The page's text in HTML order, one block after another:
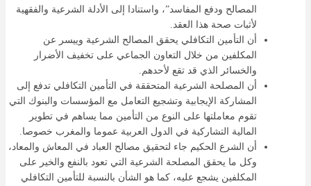
المصالح ودفع المفاسد”، واستنادا إلى الأدلة الشرعية والفقهية
لأثبات صحة هذا العقد.
أن التأمين التكافلي يحقق المصالح الشرعية وييسر عن
المكلفين من خلال التعاون الجماعي على تخفيف الأضرار
والخسائر الذي قد تقع لأحدهم.
أن المصلحة الشرعية المتحققة في التأمين التكافلي تدفع إلى
المشاركة الإيجابية وتشجيع التعامل مع المؤسسات والبنوك التي
تقوم معاملتها على النوع من التأمين مما يساهم في تطوير
المالية التشاركية في الدول العربية عموما والمغرب خصوصا.
أن الشرع الحكيم جاء لتحقيق مصالح العباد في المعاش والمعاد،
وكل ما يحقق المصلحة الشرعية التي تعود بالنفع والخير على
المكلفين يشجع عليه، كما هو الشأن بالنسبة للتأمين التكافلي